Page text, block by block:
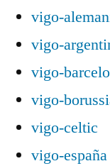
vigo-
vigo-
vigo-
vigo-
vigo-celtic
vigo-españa